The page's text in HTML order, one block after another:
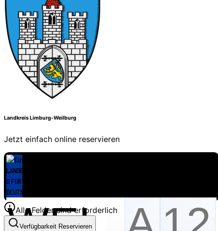
Landkreis Limburg-Weilburg
Jetzt einfach online reservieren
Alle Felder sind erforderlich
Verfügbarkeit Reservieren